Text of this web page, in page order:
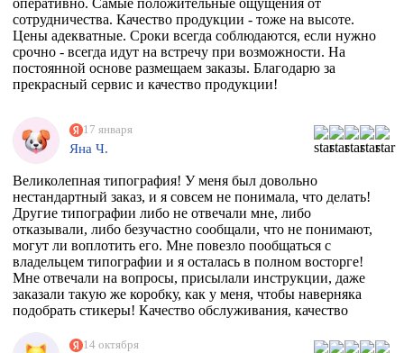
сотрудничества. Качество продукции - тоже на высоте.
Цены адекватные. Сроки всегда соблюдаются, если нужно
срочно - всегда идут на встречу при возможности. На
постоянной основе размещаем заказы. Благодарю за
прекрасный сервис и качество продукции!
17 января
Яна Ч.
Великолепная типография! У меня был довольно
нестандартный заказ, и я совсем не понимала, что делать!
Другие типографии либо не отвечали мне, либо
отказывали, либо безучастно сообщали, что не понимают,
могут ли воплотить его. Мне повезло пообщаться с
владельцем типографии и я осталась в полном восторге!
Мне отвечали на вопросы, присылали инструкции, даже
заказали такую же коробку, как у меня, чтобы наверняка
подобрать стикеры! Качество обслуживания, качество
14 октября